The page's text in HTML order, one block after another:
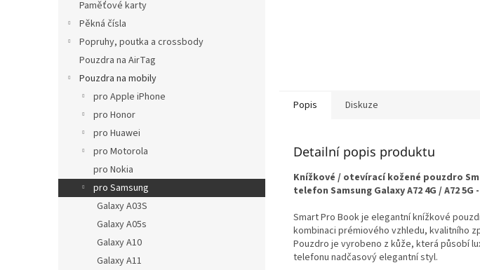
Paměťové karty
Pěkná čísla
Popruhy, poutka a crossbody
Pouzdra na AirTag
Pouzdra na mobily
pro Apple iPhone
pro Honor
pro Huawei
pro Motorola
pro Nokia
pro Samsung
Galaxy A03S
Galaxy A05s
Galaxy A10
Galaxy A11
Popis Diskuze
Detailní popis produktu
Knížkové / otevírací kožené pouzdro
telefon Samsung Galaxy A72 4G / A72 5G
Smart Pro Book je elegantní knížkové
kombinaci prémiového vzhledu, kvalitního
Pouzdro je vyrobeno z kůže, která působí
telefonu nadčasový elegantní styl.